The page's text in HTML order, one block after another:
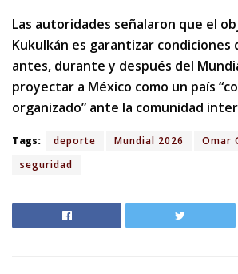
Las autoridades señalaron que el
Kukulkán es garantizar condiciones
antes, durante y después del
proyectar a México como un país
organizado” ante la comunidad
Tags: deporte Mundial 2026
Omar
seguridad